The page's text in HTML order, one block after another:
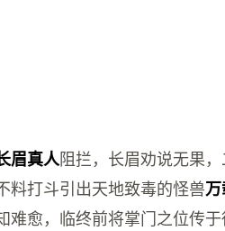
眉真人阻拦，长眉劝说无果
料打斗引出天地致毒的怪兽
难愈，临终前将掌门之位传